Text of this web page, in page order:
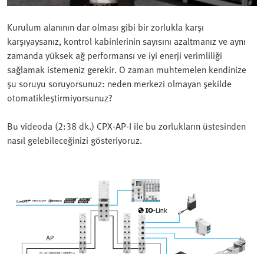
Kurulum alanının dar olması gibi bir zorlukla karşı
karşıyaysanız, kontrol kabinlerinin sayısını azaltmanız ve aynı
zamanda yüksek ağ performansı ve iyi enerji verimliliği
sağlamak istemeniz gerekir. O zaman muhtemelen kendinize
şu soruyu soruyorsunuz: neden merkezi olmayan şekilde
otomatikleştirmiyorsunuz?
Bu videoda (2:38 dk.) CPX-AP-I ile bu zorlukların üstesinden
nasıl gelebileceğinizi gösteriyoruz.